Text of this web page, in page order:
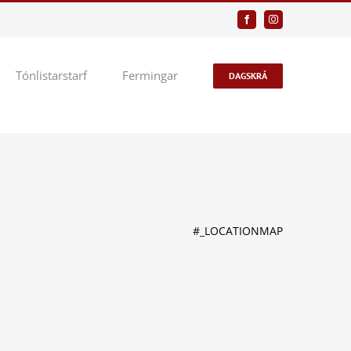
FacebookInstagram
Tónlistarstarf Fermingar DAGSKRÁ
#_LOCATIONMAP